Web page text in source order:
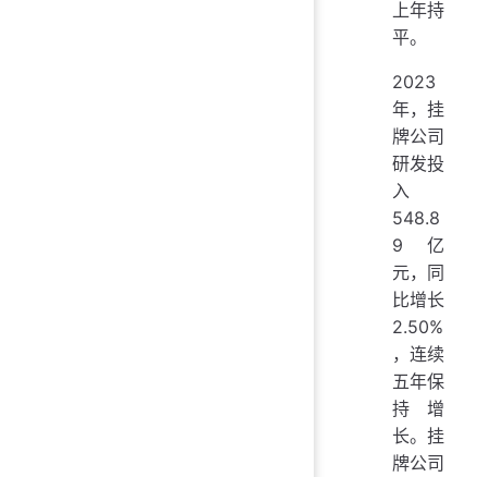
上年持
平。
2023
年，挂
牌公司
研发投
入
548.8
9亿
元，同
比增长
2.50%
，连续
五年保
持增
长。挂
牌公司